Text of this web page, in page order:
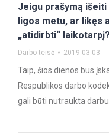
Jeigu prašymą
ligos metu, ar likęs
„atidirbti“ laikotarpį?
Darbo teisė 2019 03 03
Taip, šios dienos bus
Respublikos darbo
gali būti nutraukta